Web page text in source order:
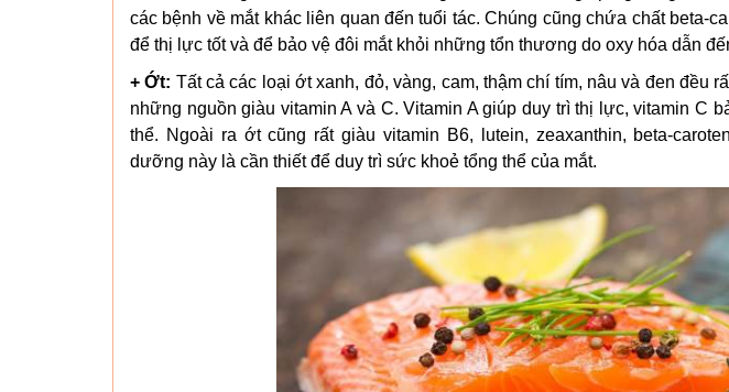
các bệnh về mắt khác liên quan đến tuổi tác. Chúng cũng chứa chất beta-
để thị lực tốt và để bảo vệ đôi mắt khỏi những tổn thương do oxy hóa dẫn
+ Ớt: Tất cả các loại ớt xanh, đỏ, vàng, cam, thậm chí tím, nâu và đen đều
những nguồn giàu vitamin A và C. Vitamin A giúp duy trì thị lực, vitamin C
thể. Ngoài ra ớt cũng rất giàu vitamin B6, lutein, zeaxanthin, beta-
dưỡng này là cần thiết để duy trì sức khoẻ tổng thể của mắt.